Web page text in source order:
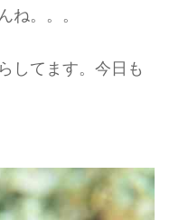
。。。
してます。今日も